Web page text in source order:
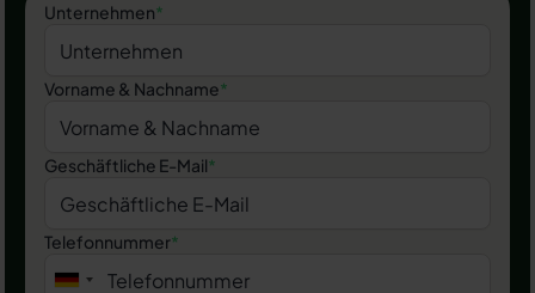
Unternehmen*
Vorname & Nachname*
Geschäftliche E-Mail*
Telefonnummer*